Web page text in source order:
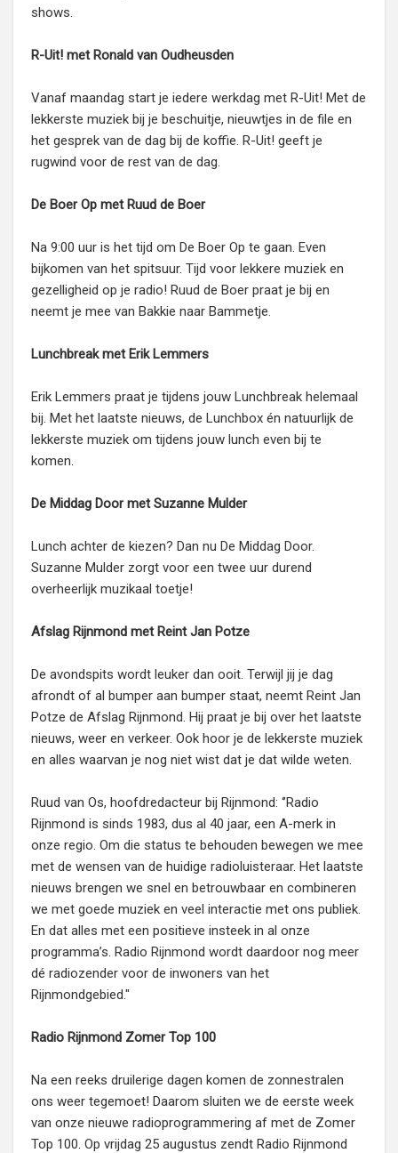
shows.
R-Uit! met Ronald van Oudheusden
Vanaf maandag start je iedere werkdag met R-Uit! Met de
lekkerste muziek bij je beschuitje, nieuwtjes in de file en
het gesprek van de dag bij de koffie. R-Uit! geeft je
rugwind voor de rest van de dag.
De Boer Op met Ruud de Boer
Na 9:00 uur is het tijd om De Boer Op te gaan. Even
bijkomen van het spitsuur. Tijd voor lekkere muziek en
gezelligheid op je radio! Ruud de Boer praat je bij en
neemt je mee van Bakkie naar Bammetje.
Lunchbreak met Erik Lemmers
Erik Lemmers praat je tijdens jouw Lunchbreak helemaal
bij. Met het laatste nieuws, de Lunchbox én natuurlijk de
lekkerste muziek om tijdens jouw lunch even bij te
komen.
De Middag Door met Suzanne Mulder
Lunch achter de kiezen? Dan nu De Middag Door.
Suzanne Mulder zorgt voor een twee uur durend
overheerlijk muzikaal toetje!
Afslag Rijnmond met Reint Jan Potze
De avondspits wordt leuker dan ooit. Terwijl jij je dag
afrondt of al bumper aan bumper staat, neemt Reint Jan
Potze de Afslag Rijnmond. Hij praat je bij over het laatste
nieuws, weer en verkeer. Ook hoor je de lekkerste muziek
en alles waarvan je nog niet wist dat je dat wilde weten.
Ruud van Os, hoofdredacteur bij Rijnmond: ‘’Radio
Rijnmond is sinds 1983, dus al 40 jaar, een A-merk in
onze regio. Om die status te behouden bewegen we mee
met de wensen van de huidige radioluisteraar. Het laatste
nieuws brengen we snel en betrouwbaar en combineren
we met goede muziek en veel interactie met ons publiek.
En dat alles met een positieve insteek in al onze
programma’s. Radio Rijnmond wordt daardoor nog meer
dé radiozender voor de inwoners van het
Rijnmondgebied."
Radio Rijnmond Zomer Top 100
Na een reeks druilerige dagen komen de zonnestralen
ons weer tegemoet! Daarom sluiten we de eerste week
van onze nieuwe radioprogrammering af met de Zomer
Top 100. Op vrijdag 25 augustus zendt Radio Rijnmond